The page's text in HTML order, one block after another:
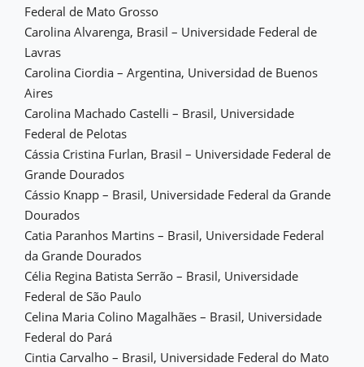
Federal de Mato Grosso
Carolina Alvarenga, Brasil – Universidade Federal de
Lavras
Carolina Ciordia – Argentina, Universidad de Buenos
Aires
Carolina Machado Castelli – Brasil, Universidade
Federal de Pelotas
Cássia Cristina Furlan, Brasil – Universidade Federal de
Grande Dourados
Cássio Knapp – Brasil, Universidade Federal da Grande
Dourados
Catia Paranhos Martins – Brasil, Universidade Federal
da Grande Dourados
Célia Regina Batista Serrão – Brasil, Universidade
Federal de São Paulo
Celina Maria Colino Magalhães – Brasil, Universidade
Federal do Pará
Cintia Carvalho – Brasil, Universidade Federal do Mato